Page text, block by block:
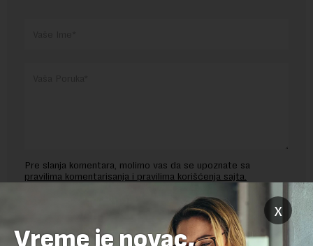
Pre slanja komentara, molimo vas da se upoznate sa
pravilima komentarisanja i pravilima korišćenja sajta.
Sajt je zaštićen pomocu reCaptcha i Google.Google Politika
Google Uslovi Korišćenjasu primenjeni. x
Vreme je novac,